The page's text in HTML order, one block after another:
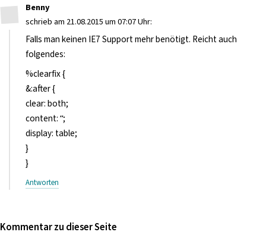
Benny
schrieb am 21.08.2015 um 07:07 Uhr:
Falls man keinen IE7 Support mehr benötigt. Reicht auch
folgendes:
%clearfix {
&:after {
clear: both;
content: “;
display: table;
}
}
Antworten
Kommentar zu dieser Seite